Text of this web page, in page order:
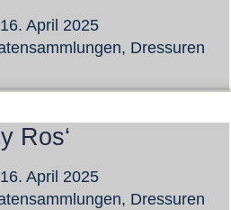
16. April 2025
, Dressuren
Ros‘
16. April 2025
, Dressuren